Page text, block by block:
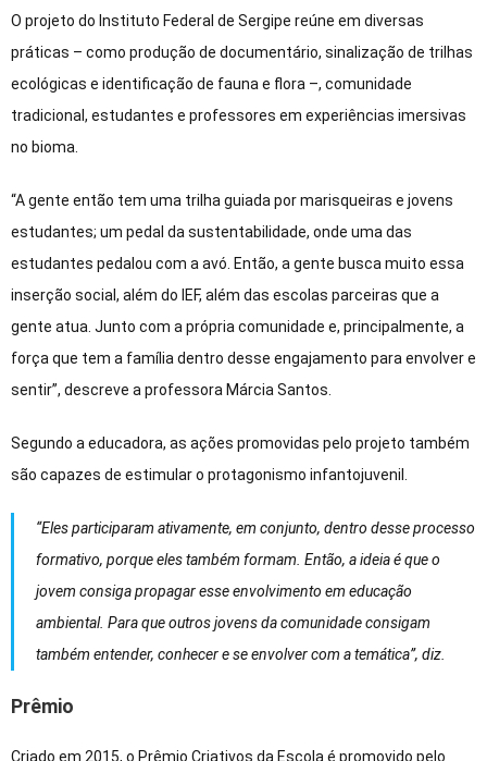
O projeto do Instituto Federal de Sergipe reúne em diversas
práticas – como produção de documentário, sinalização de trilhas
ecológicas e identificação de fauna e flora –, comunidade
tradicional, estudantes e professores em experiências imersivas
no bioma.
“A gente então tem uma trilha guiada por marisqueiras e jovens
estudantes; um pedal da sustentabilidade, onde uma das
estudantes pedalou com a avó. Então, a gente busca muito essa
inserção social, além do IEF, além das escolas parceiras que a
gente atua. Junto com a própria comunidade e, principalmente, a
força que tem a família dentro desse engajamento para envolver e
sentir”, descreve a professora Márcia Santos.
Segundo a educadora, as ações promovidas pelo projeto também
são capazes de estimular o protagonismo infantojuvenil.
“Eles participaram ativamente, em conjunto, dentro desse processo
formativo, porque eles também formam. Então, a ideia é que o
jovem consiga propagar esse envolvimento em educação
ambiental. Para que outros jovens da comunidade consigam
também entender, conhecer e se envolver com a temática”, diz.
Prêmio
Criado em 2015, o Prêmio Criativos da Escola é promovido pelo